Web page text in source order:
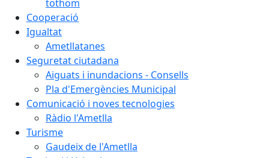
tothom
Cooperació
Igualtat
Ametllatanes
Seguretat ciutadana
Aiguats i inundacions - Consells
Pla d'Emergències Municipal
Comunicació i noves tecnologies
Ràdio l'Ametlla
Turisme
Gaudeix de l'Ametlla